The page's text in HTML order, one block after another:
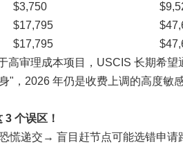
$3,750
$17,795
$17,795
高审理成本项目，USCIS 长期希
"，2026 年仍是收费上调的高度敏感
个误区！
慌递交→ 盲目赶节点可能选错申请